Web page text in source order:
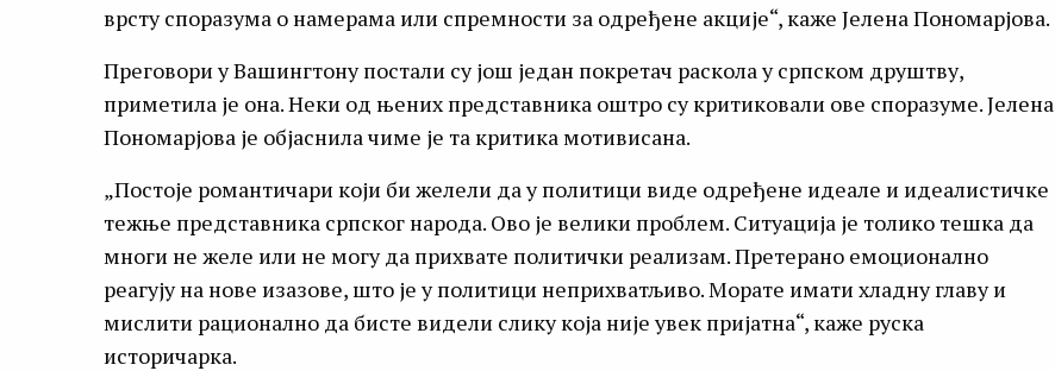
врсту споразума о намерама или спремности за одређене акције“, каже Јелена Пономарјова.
Преговори у Вашингтону постали су још један покретач раскола у српском друштву,
приметила је она. Неки од њених представника оштро су критиковали ове споразуме. Јелена
Пономарјова је објаснила чиме је та критика мотивисана.
„Постоје романтичари који би желели да у политици виде одређене идеале и идеалистичке
тежње представника српског народа. Ово је велики проблем. Ситуација је толико тешка да
многи не желе или не могу да прихвате политички реализам. Претерано емоционално
реагују на нове изазове, што је у политици неприхватљиво. Морате имати хладну главу и
мислити рационално да бисте видели слику која није увек пријатна“, каже руска
историчарка.